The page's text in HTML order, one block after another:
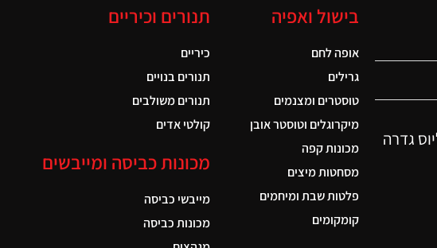
בישול ואפיה
אופה לחם
גרילים
טוסטרים ומצנמים
מיקרוגלים וטוסטר אובן
מכונות קפה
מסחטות מיצים
פלטות שבת ומיחמים
קומקומים
תנורים וכיריים
כיריים
תנורים בנויים
תנורים משולבים
קולטי אדים
מכונות כביסה ומייבשים
מייבשי כביסה
מכונות כביסה